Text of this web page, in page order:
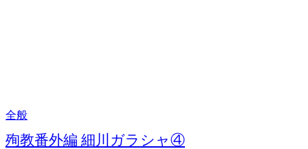
全般
殉教番外編 細川ガラシャ④